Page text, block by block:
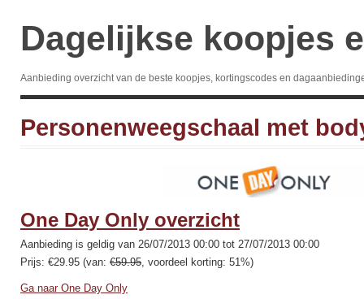
Dagelijkse koopjes
Aanbieding overzicht van de beste koopjes, kortingscodes en
Personenweegschaal met
One Day Only overzicht
Aanbieding is geldig van 26/07/2013 00:00 tot 27/07/2013 00:00
Prijs: €29.95 (van: €59.95, voordeel korting: 51%)
Ga naar One Day Only